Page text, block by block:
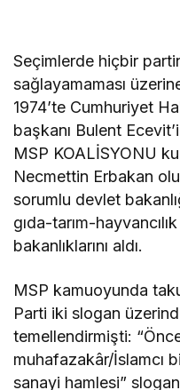
Seçimlerde hiçbir
sağlayamaması
1974’te Cumhuriyet
başkanı Bulent
MSP KOALİSYONU
Necmettin Erbakan
sorumlu devlet
gıda-tarım-
bakanlıklarını aldı.
MSP kamuoyunda
Parti iki slogan
temellendirmişti:
muhafazakâr/İslamcı
sanayi hamlesi”